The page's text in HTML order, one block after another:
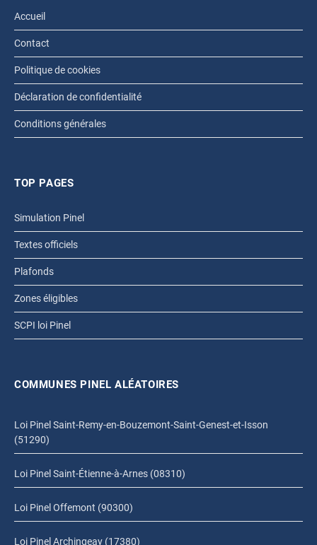
Accueil
Contact
Politique de cookies
Déclaration de confidentialité
Conditions générales
TOP PAGES
Simulation Pinel
Textes officiels
Plafonds
Zones éligibles
SCPI loi Pinel
COMMUNES PINEL ALÉATOIRES
Loi Pinel Saint-Remy-en-Bouzemont-Saint-Genest-et-Isson
(51290)
Loi Pinel Saint-Étienne-à-Arnes (08310)
Loi Pinel Offemont (90300)
Loi Pinel Archingeay (17380)